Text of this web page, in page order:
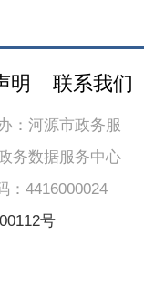
明 联系我们
：河源市政务服
务数据服务中心
：4416000024
号